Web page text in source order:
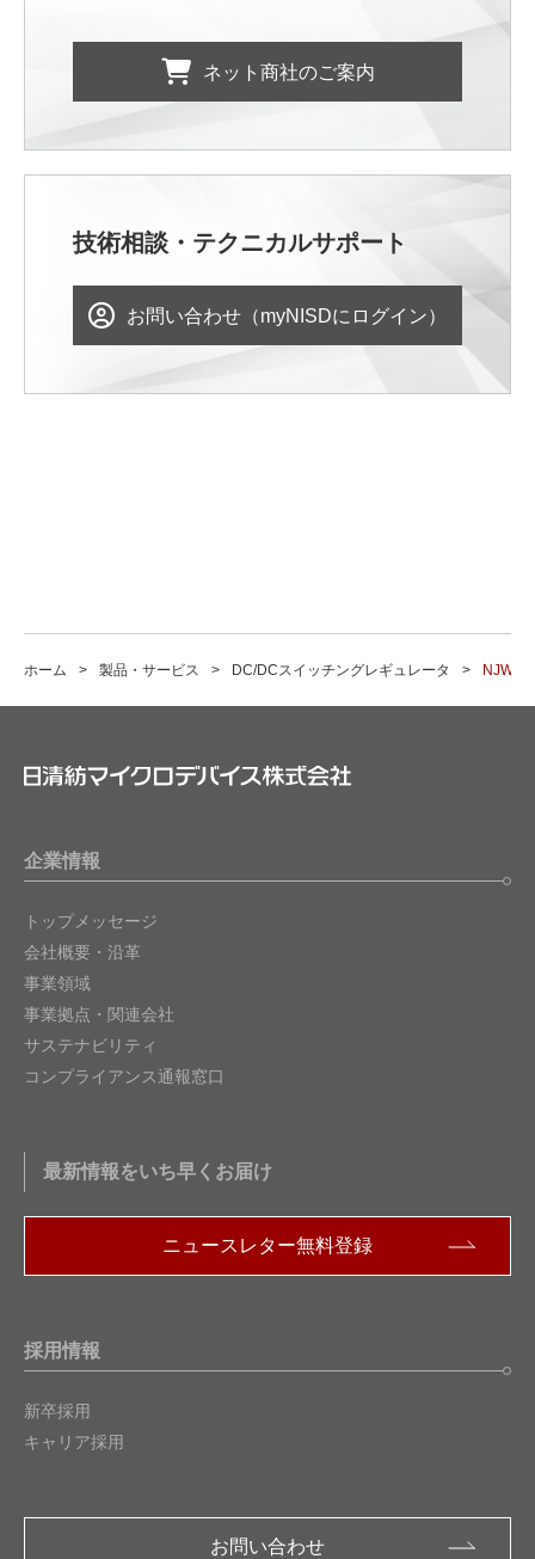
ネット商社のご案内
技術相談・テクニカルサポート
お問い合わせ（myNISDにログイン）
ホーム 製品・サービス DC/DCスイッチングレギュレータ
企業情報
トップメッセージ
会社概要・沿革
事業領域
事業拠点・関連会社
サステナビリティ
コンプライアンス通報窓口
最新情報をいち早くお届け
ニュースレター無料登録
採用情報
新卒採用
キャリア採用
お問い合わせ